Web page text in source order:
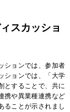
スカッショ
ションでは、参加者
ションでは、「大学
とすることで、共に
携や異業種連携など
ることが示されまし